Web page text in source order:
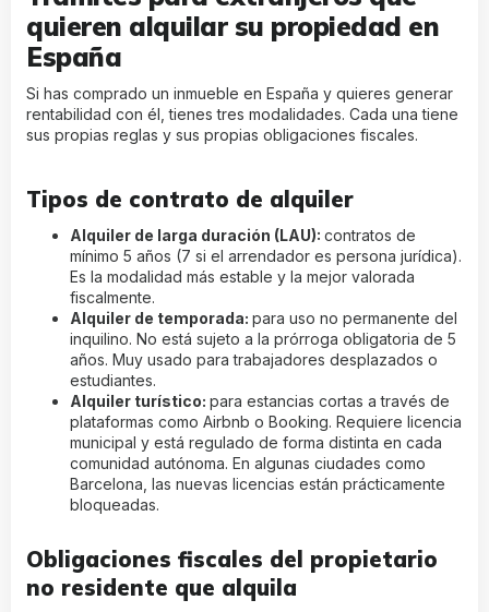
quieren alquilar su propiedad en
España
Si has comprado un inmueble en España y quieres generar
rentabilidad con él, tienes tres modalidades. Cada una tiene
sus propias reglas y sus propias obligaciones fiscales.
Tipos de contrato de alquiler
Alquiler de larga duración (LAU): contratos de
mínimo 5 años (7 si el arrendador es persona jurídica).
Es la modalidad más estable y la mejor valorada
fiscalmente.
Alquiler de temporada: para uso no permanente del
inquilino. No está sujeto a la prórroga obligatoria de 5
años. Muy usado para trabajadores desplazados o
estudiantes.
Alquiler turístico: para estancias cortas a través de
plataformas como Airbnb o Booking. Requiere licencia
municipal y está regulado de forma distinta en cada
comunidad autónoma. En algunas ciudades como
Barcelona, las nuevas licencias están prácticamente
bloqueadas.
Obligaciones fiscales del propietario
no residente que alquila